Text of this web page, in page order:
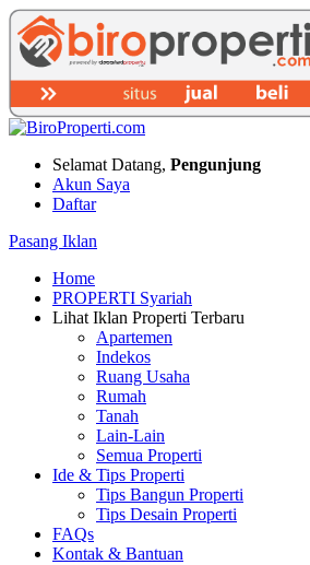
Selamat Datang, Pengunjung
Akun Saya
Daftar
Pasang Iklan
Home
PROPERTI Syariah
Lihat Iklan Properti Terbaru
Apartemen
Indekos
Ruang Usaha
Rumah
Tanah
Lain-Lain
Semua Properti
Ide & Tips Properti
Tips Bangun Properti
Tips Desain Properti
FAQs
Kontak & Bantuan